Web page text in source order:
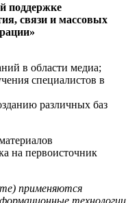
поддержке
связи и массовых
в области медиа;
специалистов в
различных баз
на первоисточник
применяются
технологии